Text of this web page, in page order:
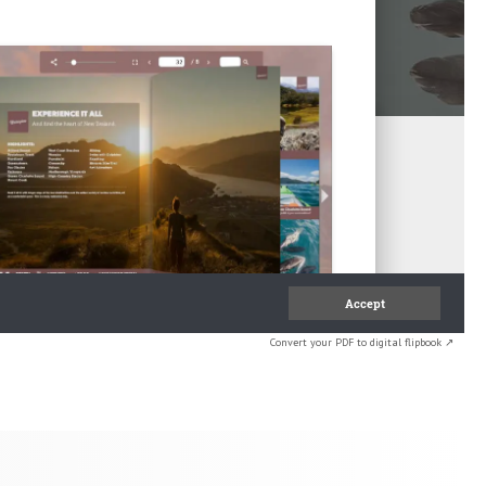
Convert your PDF to digital flipbook ↗